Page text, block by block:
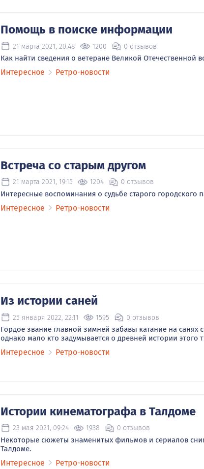
Помощь в поиске информации
21 марта 2021, 20:48 1200 0 отзывов
Как найти сведения о ветеране Великой Отечественной
Интересное Ретро-новости
Встреча со старым другом
21 марта 2021, 19:15 1204 0 отзывов
Интересные воспоминания о судьбе старого городского
Интересное Ретро-новости
Из истории саней
25 января 2022, 22:11 1595 0 отзывов
Гордое звание главной зимней забавы катание на санях
однако мало кто задумывается о древней истории этого
Интересное Ретро-новости
Истории кинематографа в Талдоме
23 мая 2021, 09:24 1938 0 отзывов
Некоторые сюжеты знаменитых фильмов и сериалов
Талдоме.
Интересное Ретро-новости